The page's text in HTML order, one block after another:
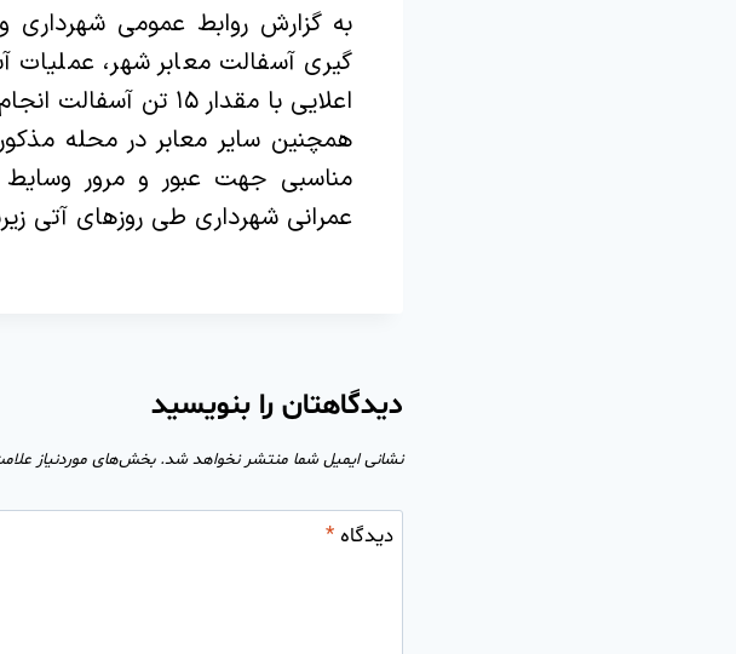
به گزارش روابط عمومی شهرداری
گیری آسفالت معابر شهر،
اعلایی با مقدار ۱۵ تن آسفالت انجام شد .
همچنین سایر معابر در محله
مناسبی جهت عبور و مرور وسایط
عمرانی شهرداری طی روزهای آتی
دیدگاهتان را بنویسید
نشانی ایمیل شما منتشر نخواهد شد. بخش‌های موردنیاز
دیدگاه*